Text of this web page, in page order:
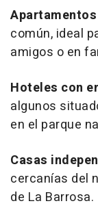
común, ideal
amigos o en
Hoteles con
algunos
en el parque
Casas
cercanías del
de La Barrosa.